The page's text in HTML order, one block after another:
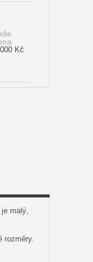
Kč
malý,
rozměry.